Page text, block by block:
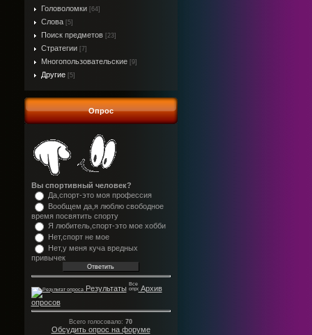
Головоломки [64]
Слова [5]
Поиск предметов [23]
Стратегии [7]
Многопользовательские [9]
Другие [5]
Опрос
Вы спортивный человек?
Да,спорт-это моя профессия
Вообщем да,я люблю свободное
время посвятить спорту
Я любитель,спорт-это мое хобби
Нет,спорт не мое
Нет,у меня куча вредных
привычек
Результаты
Архив
опросов
Всего голосовало: 70
Обсудить опрос на форуме